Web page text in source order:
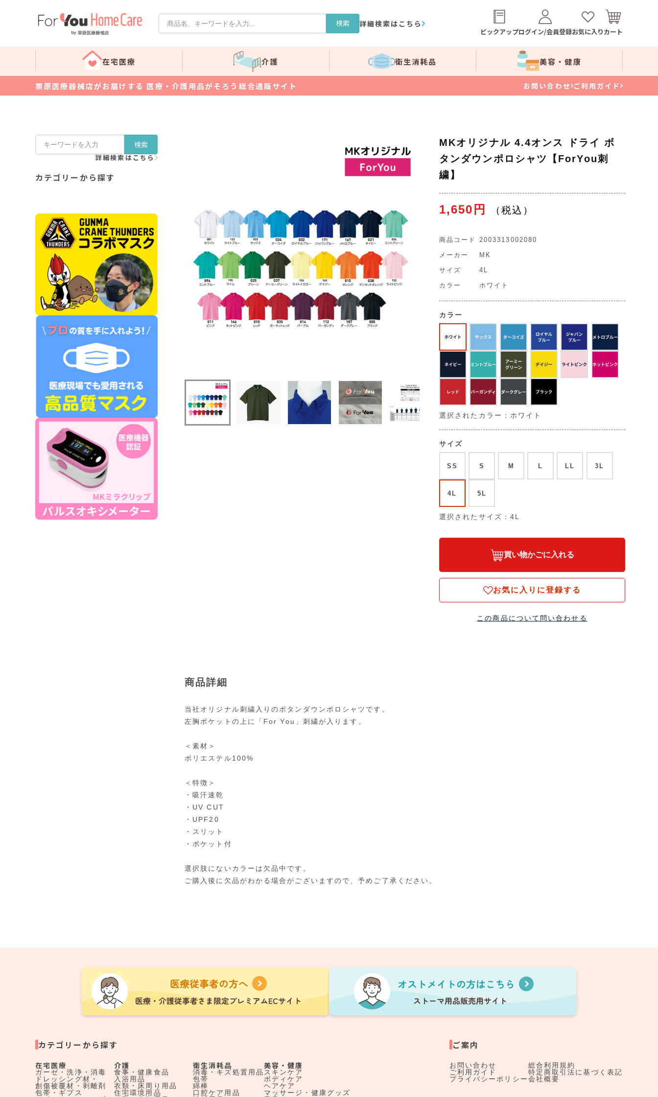
検索 詳細検索はこちら
ピックアップログイン/会員登録お気に入りカート
在宅医療 介護 衛生消耗品 美容・健康
栗原医療器械店がお届けする 医療・介護用品がそろう総合通販サイト お問い合わせ ご利用ガイド
検索
詳細検索はこちら
カテゴリーから探す
MKオリジナル 4.4オンス ドライ ボ
タンダウンポロシャツ【ForYou刺
繍】
1,650円
商品コード 2003313002080
メーカー MK
サイズ 4L
カラー ホワイト
カラー
選択されたカラー：ホワイト
サイズ
SS S M L LL 3L
4L 5L
選択されたサイズ：4L
買い物かごに入れる
お気に入りに登録する
この商品について問い合わせる
商品詳細
当社オリジナル刺繍入りのボタンダウンポロシャツです。
左胸ポケットの上に「For You」刺繍が入ります。
＜素材＞
ポリエステル100%
＜特徴＞
・吸汗速乾
・UV CUT
・UPF20
・スリット
・ポケット付
選択肢にないカラーは欠品中です。
ご購入後に欠品がわかる場合がございますので、予めご了承ください。
カテゴリーから探す
在宅医療
ガーゼ・洗浄・消毒
ドレッシング材・
創傷被覆材・剥離剤
包帯・ギプス
介護
食事・健康食品
入浴用品
衣類・床周り用品
住宅環境用品
衛生消耗品
消毒・キズ処置用品
包帯
綿棒
口腔ケア用品
美容・健康
スキンケア
ボディケア
ヘアケア
マッサージ・健康グッズ
ご案内
お問い合わせ
ご利用ガイド
プライバシーポリシー
総合利用規約
特定商取引法に基づく表記
会社概要